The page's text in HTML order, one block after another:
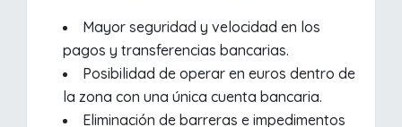
Mayor seguridad y velocidad en los
pagos y transferencias bancarias.
Posibilidad de operar en euros dentro de
la zona con una única cuenta bancaria.
Eliminación de barreras e impedimentos